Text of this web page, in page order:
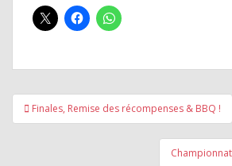
Navigation
de
Finales, Remise des récompenses & BBQ !